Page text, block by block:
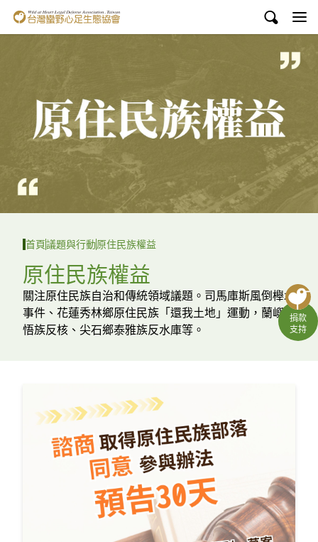
台灣蠻野心足生態協會
議題與行動
環境教育
白海豚媽祖宮
支持蠻野
English
臉書
YouTube
捐款
支持
首頁議題與行動原住民族權益
原住民族權益
關注原住民族自治和傳統領域議題。司馬庫斯風倒櫸木
事件、花蓮秀林鄉原住民族「還我土地」運動，蘭嶼達
悟族反核、尖石鄉泰雅族反水庫等。